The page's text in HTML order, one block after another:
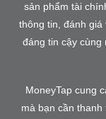
sản phẩm tài
thông tin, đánh giá
đáng tin cậy cùng
MoneyTap cung
mà bạn cần